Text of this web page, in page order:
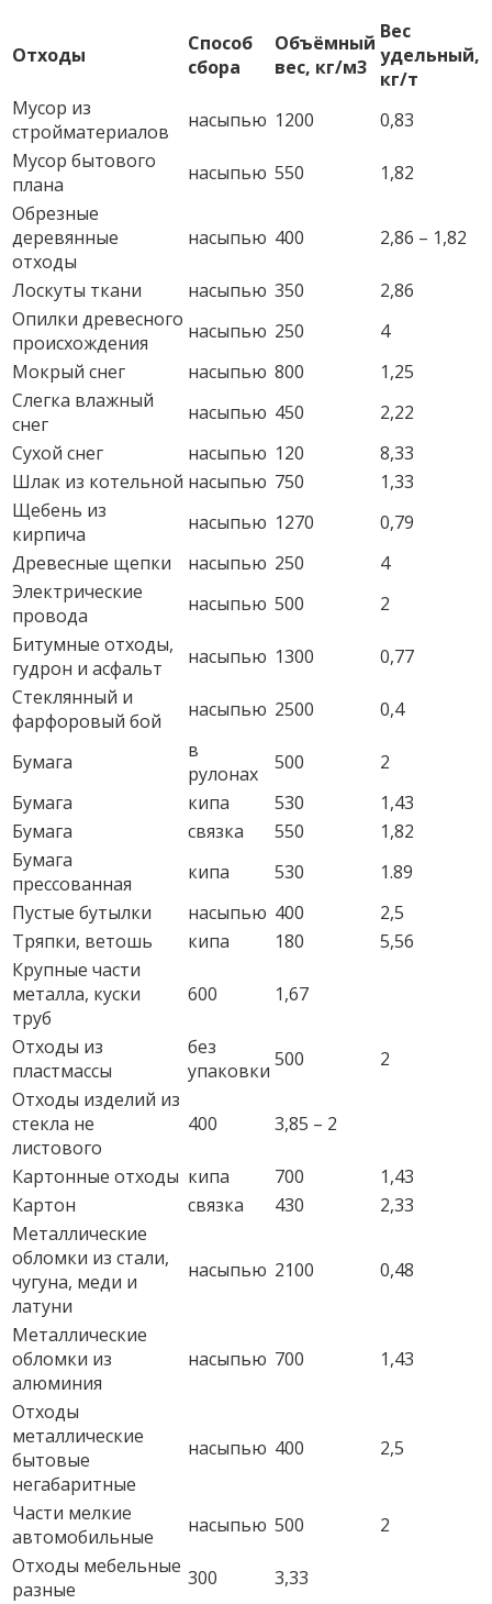
Отходы
Способ
сбора
Объёмный
вес, кг/м3
Вес
удельный,
кг/т
Мусор из
стройматериалов
насыпью 1200
0,83
Мусор бытового
плана
насыпью 550
1,82
Обрезные
деревянные
отходы
насыпью 400 2,86 – 1,82
Лоскуты ткани насыпью 350
2,86
Опилки древесного
происхождения
насыпью 250
4
Мокрый снег
насыпью 800
1,25
Слегка влажный
снег
насыпью 450
2,22
Сухой снег
насыпью 120
8,33
Шлак из котельной насыпью 750
1,33
Щебень из
кирпича
насыпью 1270
0,79
Древесные щепки
насыпью 250
4
Электрические
провода
насыпью 500
2
Битумные отходы,
гудрон и асфальт
насыпью 1300
0,77
Стеклянный и
фарфоровый бой
насыпью 2500 0,4
Бумага
в
рулонах
500
2
Бумага
кипа 530
1,43
Бумага
связка 550
1,82
Бумага
прессованная
кипа 530
1.89
Пустые бутылки
насыпью 400
2,5
Тряпки, ветошь
кипа 180
5,56
Крупные части
металла, куски
труб
600 1,67
Отходы из
пластмассы
без
упаковки 500
2
Отходы изделий из
стекла не
листового
400 3,85 – 2
Картонные отходы кипа 700
1,43
Картон
связка 430
2,33
Металлические
обломки из стали,
чугуна, меди и
латуни
насыпью 2100 0,48
Металлические
обломки из
алюминия
насыпью 700 1,43
Отходы
металлические
бытовые
негабаритные
насыпью 400 2,5
Части мелкие
автомобильные
насыпью 500
2
Отходы мебельные
разные
300 3,33